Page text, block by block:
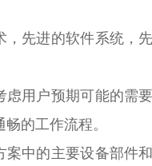
先进的软件系统，
用户预期可能的需
的工作流程。
中的主要设备部件